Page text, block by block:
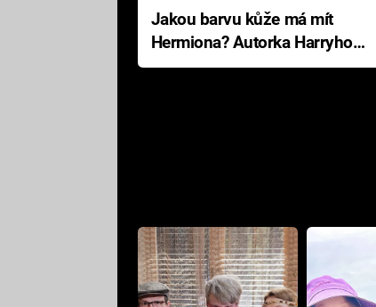
Jakou barvu kůže má mít
Hermiona? Autorka Harryho
Pottera přišla s ráznou